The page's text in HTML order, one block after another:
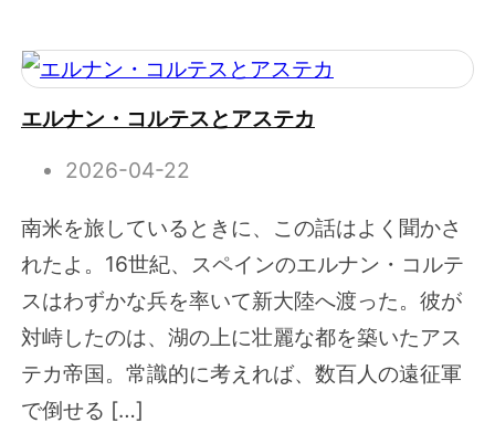
エルナン・コルテスとアステカ
2026-04-22
南米を旅しているときに、この話はよく聞かさ
れたよ。16世紀、スペインのエルナン・コルテ
スはわずかな兵を率いて新大陸へ渡った。彼が
対峙したのは、湖の上に壮麗な都を築いたアス
テカ帝国。常識的に考えれば、数百人の遠征軍
で倒せる […]